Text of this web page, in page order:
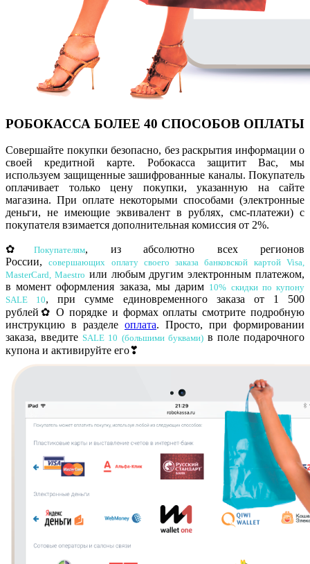
РОБОКАССА БОЛЕЕ 40 СПОСОБОВ ОПЛАТЫ
Совершайте покупки безопасно, без раскрытия информации о
своей кредитной карте. Робокасса защитит Вас, мы
используем защищенные зашифрованные каналы. Покупатель
оплачивает только цену покупки, указанную на сайте
магазина. При оплате некоторыми способами (электронные
деньги, не имеющие эквивалент в рублях, смс-платежи) с
покупателя взимается дополнительная комиссия от 2%.
✿Покупателям, из абсолютно всех регионов
России,совершающих оплату своего заказа банковской картой Visa,
MasterCard, Maestro или любым другим электронным платежом,
в момент оформления заказа, мы дарим 10% скидки по купону
SALE 10,при сумме единовременного заказа от 1 500
рублей ✿О порядке и формах оплаты смотрите подробную
инструкцию в разделе оплата. Просто, при формировании
заказа, введитеSALE 10 (большими буквами)в поле подарочного
купона и активируйте его❣